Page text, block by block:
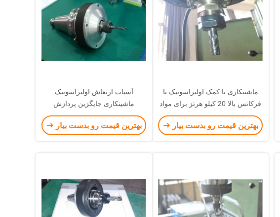
ماشینکاری با کمک اولتراسونیک با
فرکانس بالا 20 کیلو هرتز برای مواد
سنگهای قیمتی کریستالی
بهترین قیمت رو بدست بیار
آسیاب ارتعاش اولتراسونیک
ماشینکاری جایگزین پردازش
جایگزینی سنتی
بهترین قیمت رو بدست بیار